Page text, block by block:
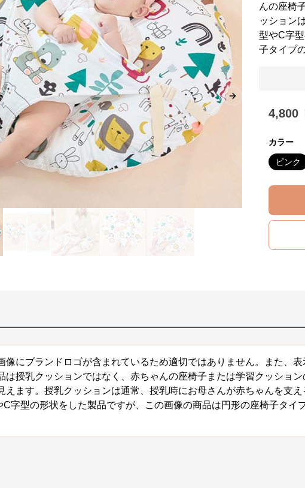
Next slide
んの座椅
ッション
型やC字
子タイプ
4,800
カラー
ピンク
像にブランドロゴが含まれているため適切ではありません。また、表
は授乳クッションではなく、赤ちゃんの座椅子または学習クッション
えます。授乳クッションは通常、授乳時にお母さんが赤ちゃんを支え
C字型の形状をした製品ですが、この画像の商品は円形の座椅子タイ